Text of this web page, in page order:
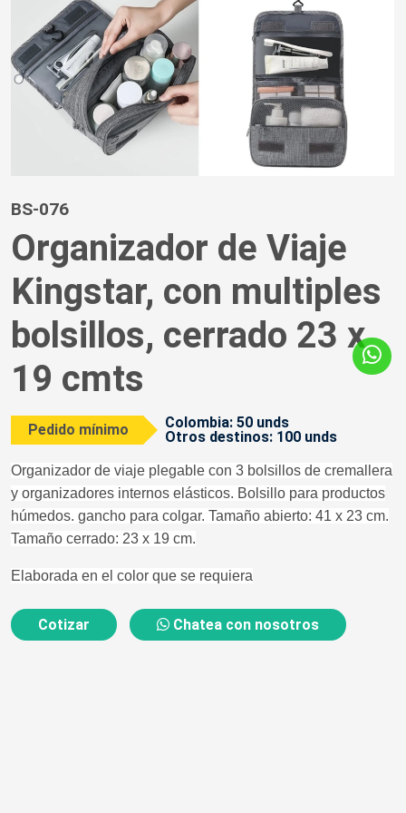
BS-076
Organizador de Viaje
Kingstar, con multiples
bolsillos, cerrado 23 x
19 cmts
Pedido mínimo
Colombia: 50 unds
Otros destinos: 100 unds
Organizador de viaje plegable con 3 bolsillos de cremallera
y organizadores internos elásticos. Bolsillo para productos
húmedos. gancho para colgar. Tamaño abierto: 41 x 23 cm.
Tamaño cerrado: 23 x 19 cm.
Elaborada en el color que se requiera
Cotizar Chatea con nosotros